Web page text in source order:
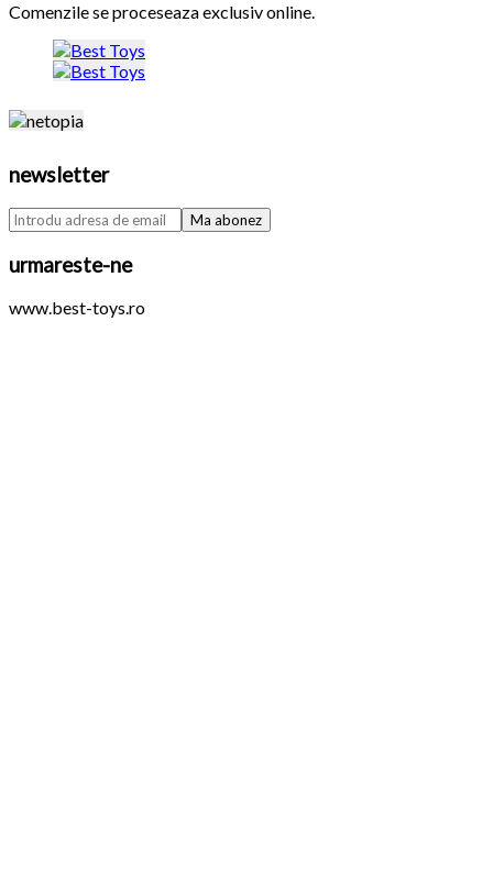
Comenzile se proceseaza exclusiv online.
newsletter
urmareste-ne
www.best-toys.ro